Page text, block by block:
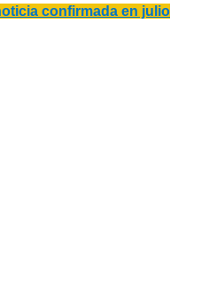
confirmada en julio